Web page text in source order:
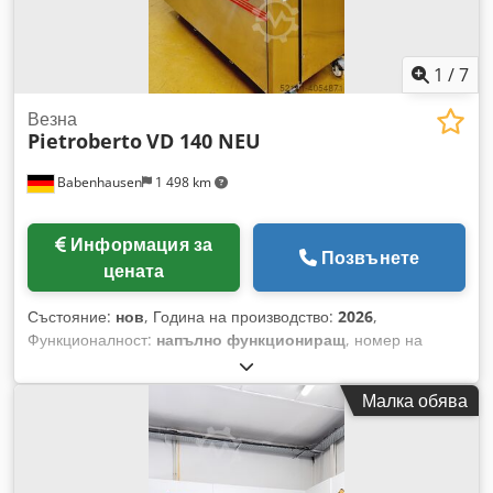
1 /7
Babenhausen 1 498 km
Везна
PietrobertoVD 140 NEU
Информация за
цената
Позвънете
Състояние: нов, Година на производство: 2026,
Функционалност: напълно функциониращ, номер на
2026
месеци, тегло без товар:375 кг, електрически
16 A, входна честота: 50 Hz, входящо
400 V, мощност:4 kW (5,44 к.с.)
, Сертифицирано от DGUV до:
НОВО НОВО Дозираща машина за тесто НОВО НОВО Топ
Малка обява